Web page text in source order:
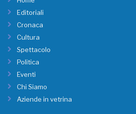
Editoriali
Cronaca
Cultura
Spettacolo
Politica
Eventi
Chi Siamo
Aziende in vetrina